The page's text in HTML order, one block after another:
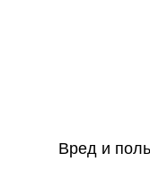
Вред и